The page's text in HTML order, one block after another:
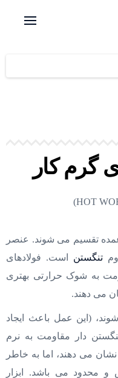
گرم کار
تقسیم می شوند. عنصر
تنگستن است. فولادهای
به شوک حرارتی بهتری
می دهند.
(این عمل باعث ایجاد
دار مقاومت به نرم
می دهند، اما به خاطر
و محدود می باشد. ابزار